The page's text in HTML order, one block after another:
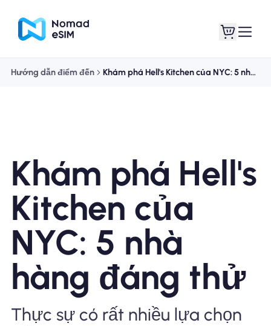
Kế hoạch mua sắm
Giới thiệu về eSIM
Tại sao eSIM Nomad
Hướng dẫn điểm đến Khám phá Hell's Kitchen của NYC: 5 nhà hàng đáng thử
Khám phá Hell's
Kitchen của
NYC: 5 nhà
hàng đáng thử
Thực sự có rất nhiều lựa chọn